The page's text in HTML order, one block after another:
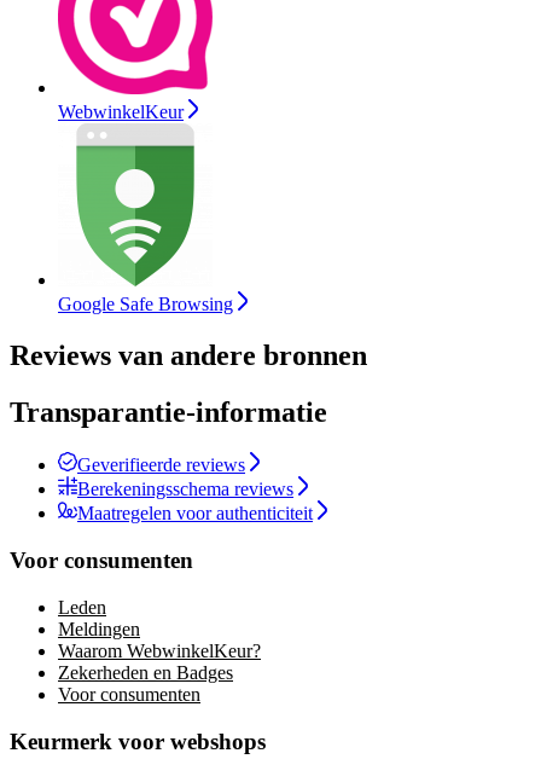
WebwinkelKeur
Google Safe Browsing
Reviews van andere bronnen
Transparantie-informatie
Geverifieerde reviews
Berekeningsschema reviews
Maatregelen voor authenticiteit
Voor consumenten
Leden
Meldingen
Waarom WebwinkelKeur?
Zekerheden en Badges
Voor consumenten
Keurmerk voor webshops